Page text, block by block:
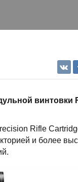
винтовки
Rifle
и более